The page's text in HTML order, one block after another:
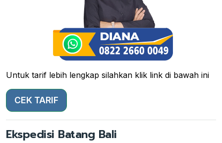
Untuk tarif lebih lengkap silahkan klik link di bawah ini
CEK TARIF
Ekspedisi Batang Bali